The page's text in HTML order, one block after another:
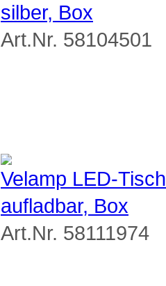
silber, Box
Art.Nr. 58104501
Velamp LED-
aufladbar, Box
Art.Nr. 58111974